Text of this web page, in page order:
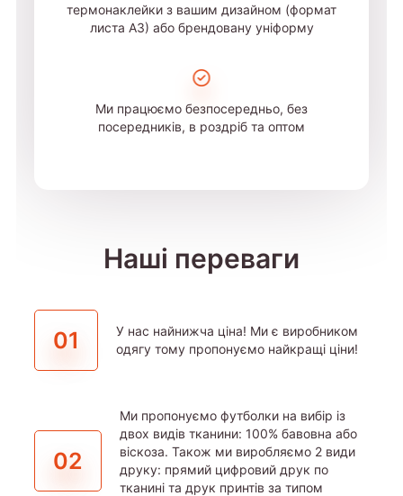
термонаклейки з вашим дизайном (формат
листа А3) або брендовану уніформу
Ми працюємо безпосередньо, без
посередників, в роздріб та оптом
Наші переваги
01
У нас найнижча ціна! Ми є виробником
одягу тому пропонуємо найкращі ціни!
02
Ми пропонуємо футболки на вибір із
двох видів тканини: 100% бавовна або
віскоза. Також ми виробляємо 2 види
друку: прямий цифровий друк по
тканині та друк принтів за типом